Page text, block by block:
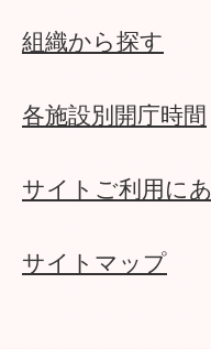
組織から探す
各施設別開庁時間
サイトご利用に
サイトマップ